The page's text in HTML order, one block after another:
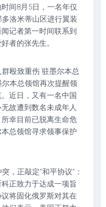
间8月5日，一名年仅
洛米蒂山区进行翼装
记者第一时间联系到
者的张先生。
殴致重伤 驻墨尔本总
本总领馆再次提醒领
近日，又有一名中国
故遭到数名未成年人
幸目前已脱离生命危
总领馆寻求领事保护
，正敲定“和平协议”：
正致力于达成一项旨
将固化俄罗斯对其在